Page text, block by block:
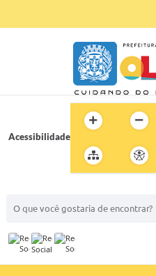
Acessibilidade